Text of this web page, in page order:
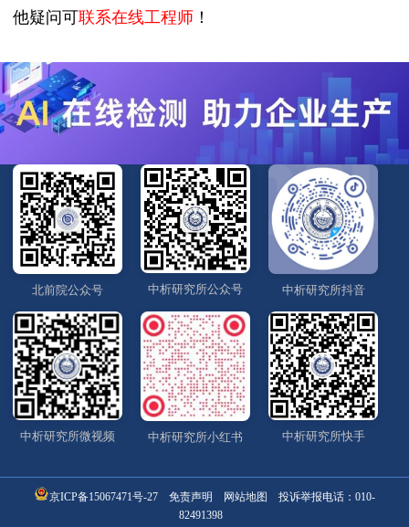
他疑问可联系在线工程师 ！
北前院公众号 中析研究所公众号 中析研究所抖音
中析研究所微视频 中析研究所小红书 中析研究所快手
京ICP备15067471号-27 免责声明 网站地图 投诉举报电话： 010-
82491398